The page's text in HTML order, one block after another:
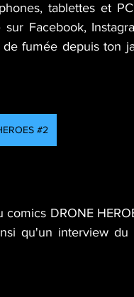
tablettes et
Facebook,
fumée depuis ton
#2
DRONE
qu'un interview du